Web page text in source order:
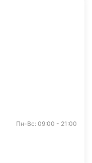
Пн-Вс: 09:00 - 21:00